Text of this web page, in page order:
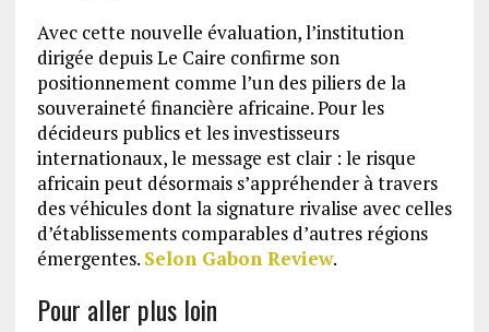
Avec cette nouvelle évaluation, l’institution
dirigée depuis Le Caire confirme son
positionnement comme l’un des piliers de la
souveraineté financière africaine. Pour les
décideurs publics et les investisseurs
internationaux, le message est clair : le risque
africain peut désormais s’appréhender à travers
des véhicules dont la signature rivalise avec celles
d’établissements comparables d’autres régions
émergentes. Selon Gabon Review.
Pour aller plus loin